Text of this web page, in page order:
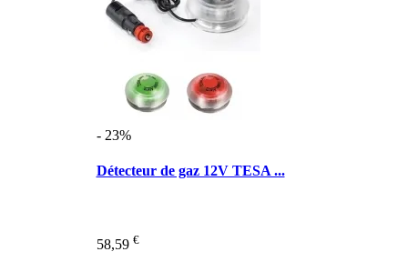
- 23%
Détecteur de gaz 12V TESA ...
58,59 €